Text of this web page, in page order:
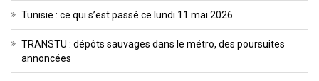
Tunisie : ce qui s’est passé ce lundi 11 mai 2026
TRANSTU : dépôts sauvages dans le métro, des poursuites
annoncées